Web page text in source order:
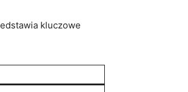
kluczowe